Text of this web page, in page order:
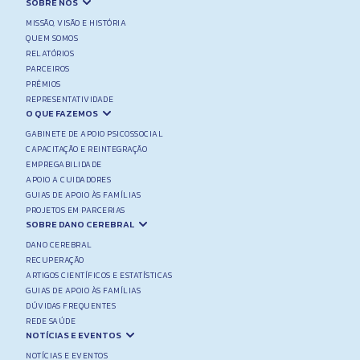
SOBRE NÓS
MISSÃO, VISÃO E HISTÓRIA
QUEM SOMOS
RELATÓRIOS
PARCEIROS
PRÉMIOS
REPRESENTATIVIDADE
O QUE FAZEMOS
GABINETE DE APOIO PSICOSSOCIAL
CAPACITAÇÃO E REINTEGRAÇÃO
EMPREGABILIDADE
APOIO A CUIDADORES
GUIAS DE APOIO ÀS FAMÍLIAS
PROJETOS EM PARCERIAS
SOBRE DANO CEREBRAL
DANO CEREBRAL
RECUPERAÇÃO
ARTIGOS CIENTÍFICOS E ESTATÍSTICAS
GUIAS DE APOIO ÀS FAMÍLIAS
DÚVIDAS FREQUENTES
REDE SAÚDE
NOTÍCIAS E EVENTOS
NOTÍCIAS E EVENTOS